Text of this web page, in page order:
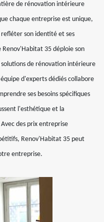
de rénovation intérieure
chaque entreprise est unique,
son identité et ses
Renov'Habitat 35 déploie son
de rénovation intérieure
d'experts dédiés collabore
ses besoins spécifiques
l'esthétique et la
des prix entreprise
Renov'Habitat 35 peut
entreprise.